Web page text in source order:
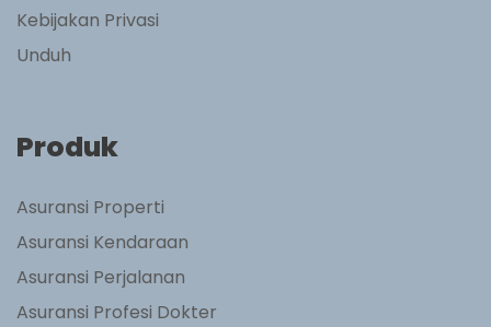
Kebijakan Privasi
Unduh
Produk
Asuransi Properti
Asuransi Kendaraan
Asuransi Perjalanan
Asuransi Profesi Dokter